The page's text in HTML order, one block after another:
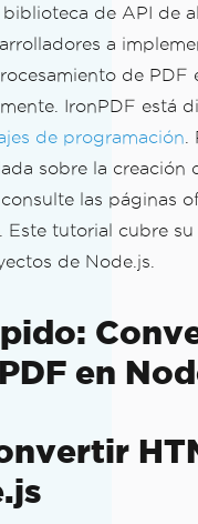
biblioteca de API de
a
de PDF
IronPDF está
de programación.
sobre la creación
consulte las páginas
Este tutorial cubre
de Node.js.
en